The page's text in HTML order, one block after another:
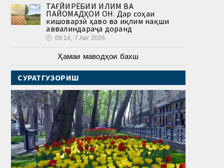
ТАҒЙИРЁБИИ ИҚЛИМ ВА
ПАЙОМАДҲОИ ОН. Дар соҳаи
кишоварзӣ ҳаво ва иқлим нақши
аввалиндараҷа доранд
🕔 09:14, 7.Авг 2026
Ҳамаи маводҳои бахш
СУРАТГУЗОРИШ